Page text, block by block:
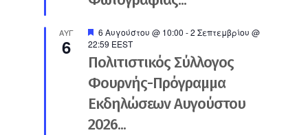
ΑΥΓ
6
Προτεινόμενο
6 Αυγούστου @ 10:00 -2 Σεπτεμβρίου @
22:59 EEST
Πολιτιστικός Σύλλογος
Φουρνής-Πρόγραμμα
Εκδηλώσεων Αυγούστου
2026...